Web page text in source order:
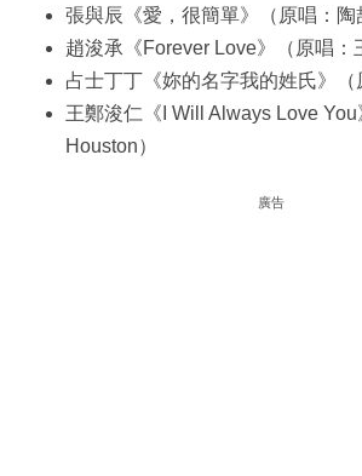
張與辰《愛，很簡單》（原唱：陶
趙浚承《Forever Love》（原唱：
占士丁丁《妳的名字我的姓氏》（
王鄭浚仁《I Will Always Love
Houston）
廣告